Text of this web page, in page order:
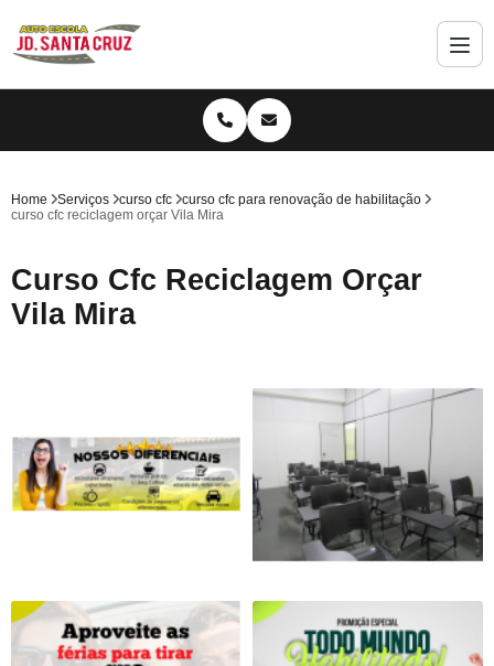
Home Serviços curso cfc
curso cfc para renovação de habilitação
curso cfc reciclagem orçar Vila Mira
Curso Cfc Reciclagem Orçar
Vila Mira